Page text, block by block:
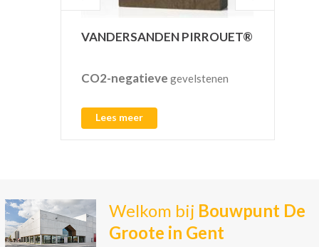
VANDERSANDEN PIRROUET®
CO2-negatieve gevelstenen
Lees meer
Welkom bij Bouwpunt De
Groote in Gent